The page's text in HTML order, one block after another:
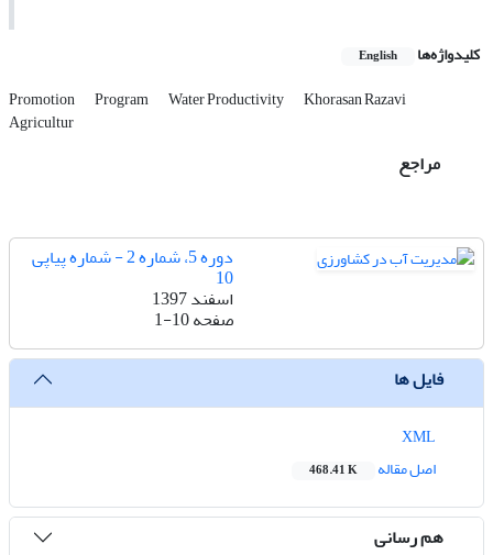
کلیدواژه‌ها English
Promotion Program Water Productivity Khorasan Razavi
Agricultur
مراجع
دوره 5، شماره 2 - شماره پیاپی
10
اسفند 1397
صفحه1-10
فایل ها
اصل مقاله
468.41 K
هم رسانی